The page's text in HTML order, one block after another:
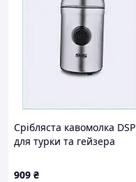
Срібляста кавомолка DSP
для турки та гейзера
909 ₴